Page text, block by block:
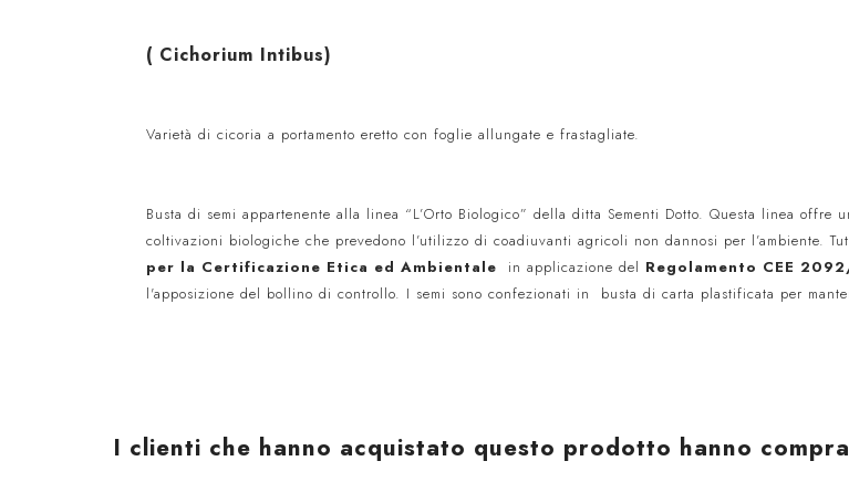
( Cichorium Intibus)
Varietà di cicoria a portamento eretto con foglie allungate e frastagliate.
Busta di semi appartenente alla linea “L’Orto Biologico” della ditta Sementi Dotto. Questa linea offre
coltivazioni biologiche che prevedono l’utilizzo di coadiuvanti agricoli non dannosi per l’ambiente.
per la Certificazione Etica ed Ambientale in applicazione del Regolamento CEE
l'apposizione del bollino di controllo. I semi sono confezionati in busta di carta plastificata per
I clienti che hanno acquistato questo prodotto hanno